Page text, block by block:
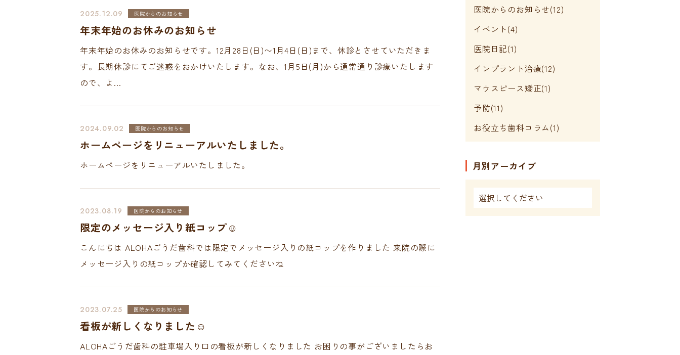
2025.12.09 医院からのお知らせ
年末年始のお休みのお知らせ
年末年始のお休みのお知らせです。12月28日(日)〜1月4日(日)まで、休診とさせていただきま
す。長期休診にてご迷惑をおかけいたします‍。なお、1月5日(月)から通常通り診療いたします
ので、よ...
2024.09.02 医院からのお知らせ
ホームページをリニューアルいたしました。
ホームページをリニューアルいたしました。
2023.08.19 医院からのお知らせ
限定のメッセージ入り紙コップ☺
こんにちは ALOHAごうだ歯科では限定でメッセージ入りの紙コップを作りました 来院の際に
メッセージ入りの紙コップか確認してみてくださいね
2023.07.25 医院からのお知らせ
看板が新しくなりました☺️
ALOHAごうだ歯科の駐車場入り口の看板が新しくなりました お困りの事がございましたらお
医院からのお知らせ(12)
イベント(4)
医院日記(1)
インプラント治療(12)
マウスピース矯正(1)
予防(11)
お役立ち歯科コラム(1)
月別アーカイブ